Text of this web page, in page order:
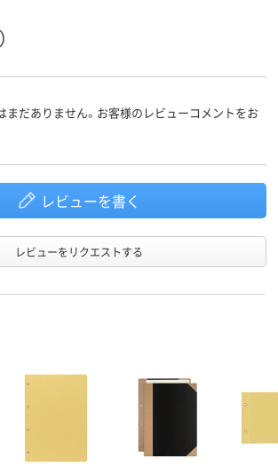
まだありません。お客様のレビューコメントをお
レビューを書く
レビューをリクエストする